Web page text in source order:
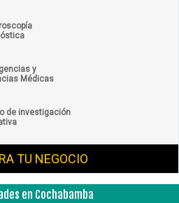
y
Médicas
de investigación
TU NEGOCIO
en Cochabamba